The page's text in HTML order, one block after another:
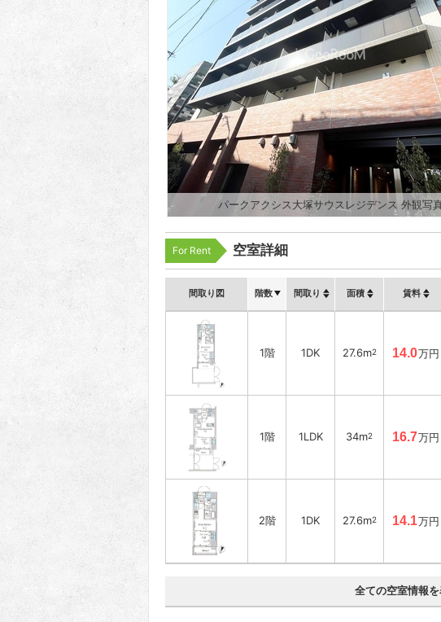
パークアクシス大塚サウスレジデンス 外観写
For Rent 空室詳細
間取り図 階数 間取り 面積 賃料
1階 1DK 27.6m2 14.0万円
1階 1LDK 34m2 16.7万円
2階 1DK 27.6m2 14.1万円
全ての空室情報